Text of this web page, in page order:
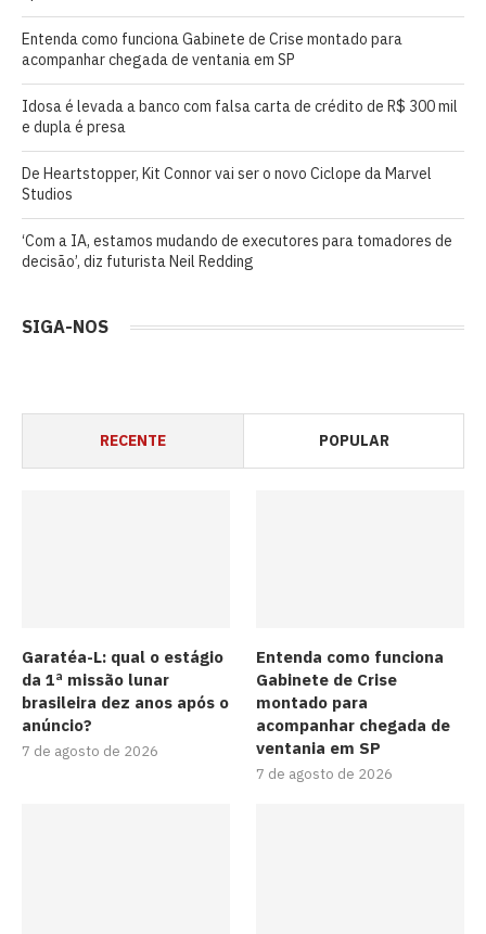
Entenda como funciona Gabinete de Crise montado para
acompanhar chegada de ventania em SP
Idosa é levada a banco com falsa carta de crédito de R$ 300 mil
e dupla é presa
De Heartstopper, Kit Connor vai ser o novo Ciclope da Marvel
Studios
‘Com a IA, estamos mudando de executores para tomadores de
decisão’, diz futurista Neil Redding
SIGA-NOS
RECENTE POPULAR
Garatéa-L: qual o estágio
da 1ª missão lunar
brasileira dez anos após o
anúncio?
7 de agosto de 2026
Entenda como funciona
Gabinete de Crise
montado para
acompanhar chegada de
ventania em SP
7 de agosto de 2026